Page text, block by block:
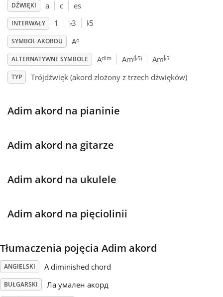
English
Español
Français
한국어
हिन्दी
Italiano
日本語
Polski
Português
DŹWIĘKI a c es
INTERWAŁY 1 ♭3 ♭5
SYMBOL AKORDU Ao
ALTERNATYWNE SYMBOLE Adim Am(♭5) Am♭5
TYP Trójdźwięk (akord złożony z trzech dźwięków)
Adim akord na pianinie
Adim akord na gitarze
Adim akord na ukulele
Adim akord na pięciolinii
Tłumaczenia pojęcia Adim akord
ANGIELSKI A diminished chord
BUŁGARSKI Ла умален акорд